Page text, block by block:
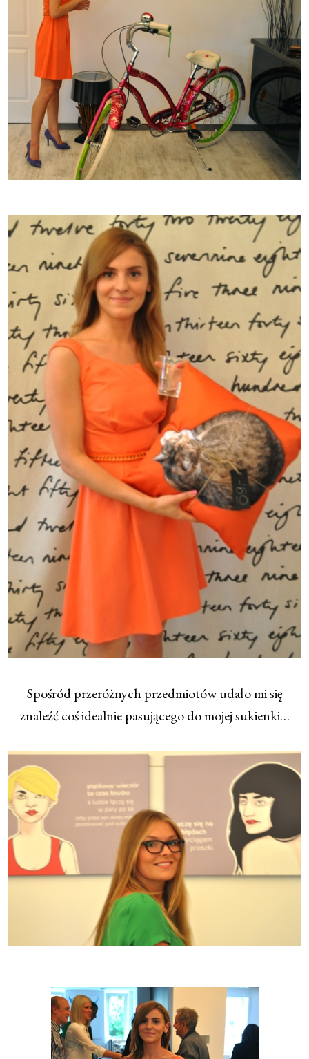
Spośród przeróżnych przedmiotów udało mi się
znaleźć coś idealnie pasującego do mojej sukienki…